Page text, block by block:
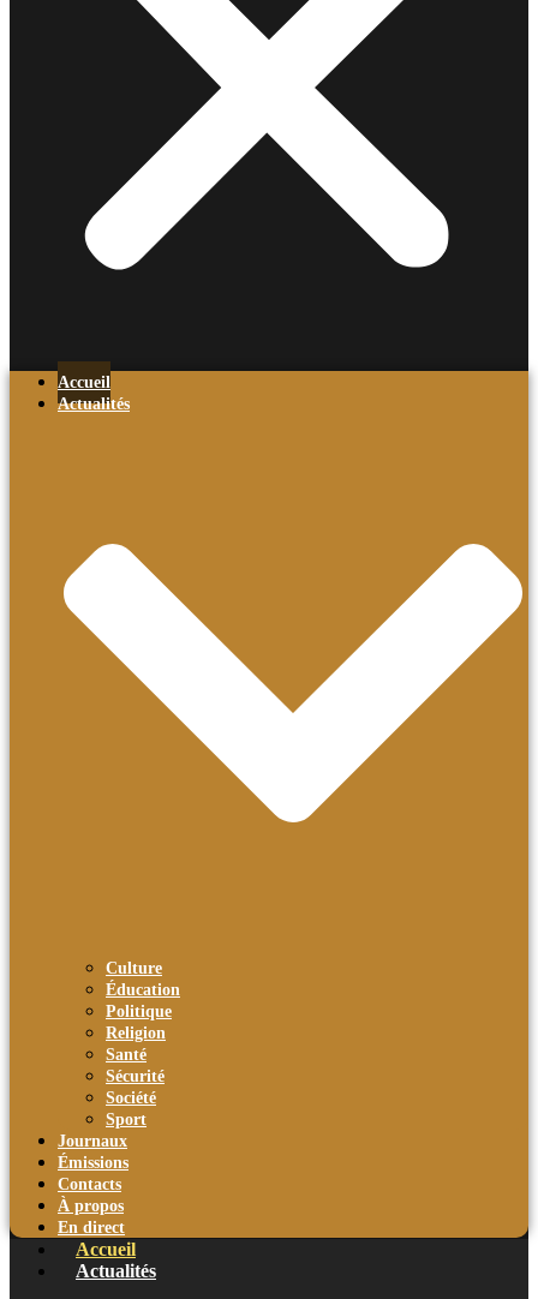
Accueil
Actualités
Culture
Éducation
Politique
Religion
Santé
Sécurité
Société
Sport
Journaux
Émissions
Contacts
À propos
En direct
Accueil
Actualités